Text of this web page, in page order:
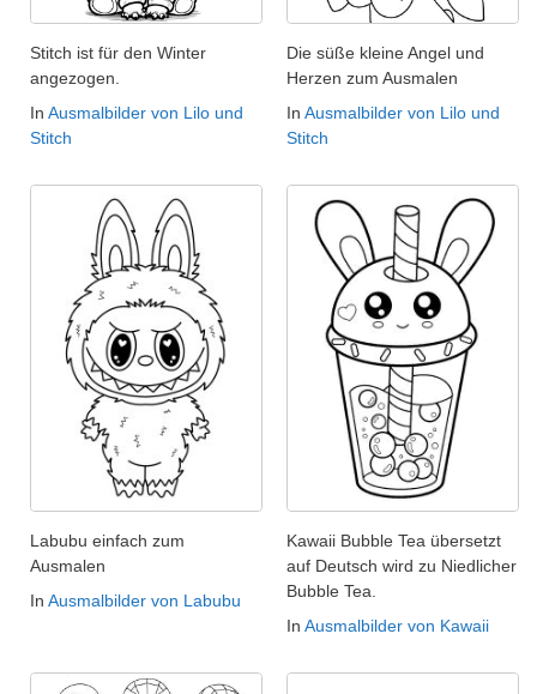
Stitch ist für den Winter
angezogen.
In Ausmalbilder von Lilo und
Stitch
Die süße kleine Angel und
Herzen zum Ausmalen
In Ausmalbilder von Lilo und
Stitch
Labubu einfach zum
Ausmalen
In Ausmalbilder von Labubu
Kawaii Bubble Tea übersetzt
auf Deutsch wird zu Niedlicher
Bubble Tea.
In Ausmalbilder von Kawaii